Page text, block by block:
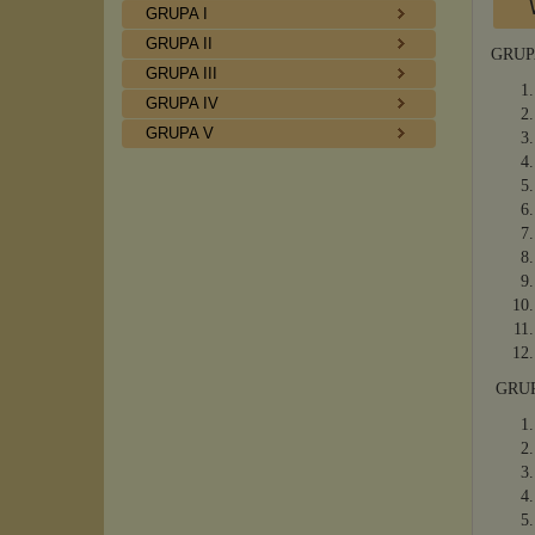
GRUPA I
GRUPA II
GRUPA III
GRUPA IV
GRUPA V